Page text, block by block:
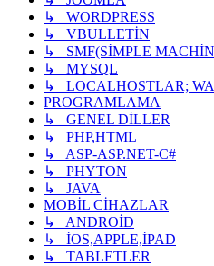
↳ WORDPRESS
↳ VBULLETİN
↳ SMF(SİMPLE
↳ MYSQL
↳ LOCALHOSTLAR;
PROGRAMLAMA
↳ GENEL DİLLER
↳ PHP,HTML
↳ ASP-ASP.NET-C#
↳ PHYTON
↳ JAVA
MOBİL CİHAZLAR
↳ ANDROİD
↳ İOS,APPLE,İPAD
↳ TABLETLER